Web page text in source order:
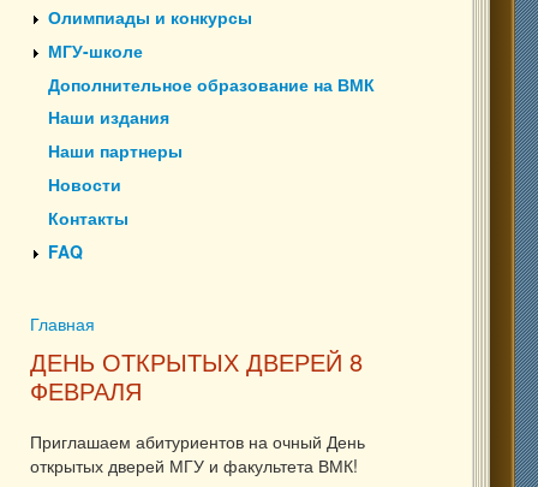
Олимпиады и конкурсы
МГУ-школе
Дополнительное образование на ВМК
Наши издания
Наши партнеры
Новости
Контакты
FAQ
Вы здесь
Главная
ДЕНЬ ОТКРЫТЫХ ДВЕРЕЙ 8
ФЕВРАЛЯ
Приглашаем абитуриентов на очный День
открытых дверей МГУ и факультета ВМК!